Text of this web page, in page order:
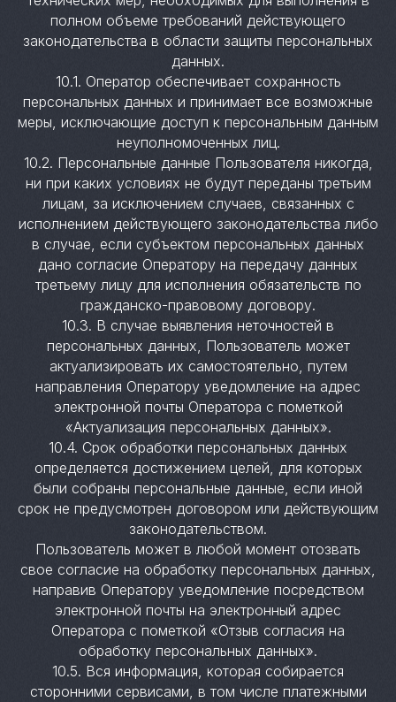
полном объеме требований действующего
законодательства в области защиты персональных
данных.
10.1. Оператор обеспечивает сохранность
персональных данных и принимает все возможные
меры, исключающие доступ к персональным данным
неуполномоченных лиц.
10.2. Персональные данные Пользователя никогда,
ни при каких условиях не будут переданы третьим
лицам, за исключением случаев, связанных с
исполнением действующего законодательства либо
в случае, если субъектом персональных данных
дано согласие Оператору на передачу данных
третьему лицу для исполнения обязательств по
гражданско-правовому договору.
10.3. В случае выявления неточностей в
персональных данных, Пользователь может
актуализировать их самостоятельно, путем
направления Оператору уведомление на адрес
электронной почты Оператора с пометкой
«Актуализация персональных данных».
10.4. Срок обработки персональных данных
определяется достижением целей, для которых
были собраны персональные данные, если иной
срок не предусмотрен договором или действующим
законодательством.
Пользователь может в любой момент отозвать
свое согласие на обработку персональных данных,
направив Оператору уведомление посредством
электронной почты на электронный адрес
Оператора с пометкой «Отзыв согласия на
обработку персональных данных».
10.5. Вся информация, которая собирается
сторонними сервисами, в том числе платежными